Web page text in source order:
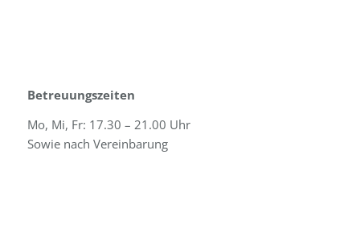
Betreuungszeiten
Mo, Mi, Fr: 17.30 – 21.00 Uhr
Sowie nach Vereinbarung